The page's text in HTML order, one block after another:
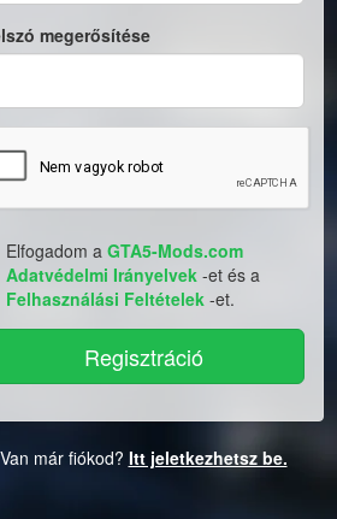
megerősítése
Elfogadom a GTA5-Mods.com
Adatvédelmi Irányelvek -et és a
Felhasználási Feltételek -et.
Van már fiókod? Itt jeletkezhetsz be.